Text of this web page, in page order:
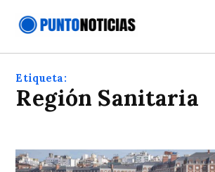
Noticias
Etiqueta:
Región Sanitaria